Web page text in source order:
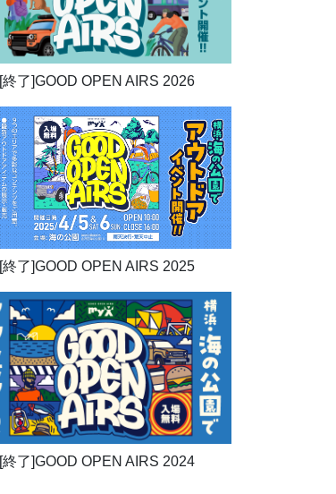
[終了]GOOD OPEN AIRS 2026
[終了]GOOD OPEN AIRS 2025
[終了]GOOD OPEN AIRS 2024